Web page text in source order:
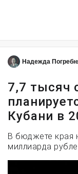
Надежда
7,7 тысяч
Кубани в
В бюджете края
миллиарда